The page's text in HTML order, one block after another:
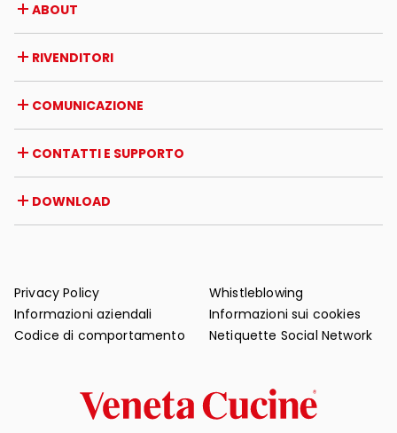
ABOUT
Premi e riconoscimenti
Opportunità di lavoro
Certificazioni
RIVENDITORI
Estero
Iniziative dei rivenditori
COMUNICAZIONE
News
Rassegna stampa
CONTATTI E SUPPORTO
Garanzia
Supporto post-vendita
DOWNLOAD
Privacy Policy
Informazioni aziendali
Codice di comportamento
Whistleblowing
Informazioni sui cookies
Netiquette Social Network